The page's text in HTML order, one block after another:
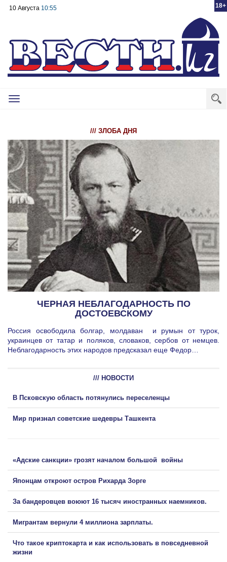
18+
10 Августа 10:55
Toggle
/// ЗЛОБА ДНЯ
ЧЕРНАЯ НЕБЛАГОДАРНОСТЬ ПО
ДОСТОЕВСКОМУ
Россия освободила болгар, молдаван и румын от турок,
украинцев от татар и поляков, словаков, сербов от немцев.
Неблагодарность этих народов предсказал еще Федор…
/// НОВОСТИ
В Псковскую область потянулись переселенцы
Мир признал советские шедевры Ташкента
«Адские санкции» грозят началом большой войны
Японцам откроют остров Рихарда Зорге
За бандеровцев воюют 16 тысяч иностранных наемников.
Мигрантам вернули 4 миллиона зарплаты.
Что такое криптокарта и как использовать в повседневной
жизни